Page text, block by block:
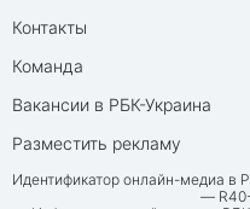
Контакты
Команда
Вакансии в РБК-Украина
Разместить рекламу
Идентификатор онлайн-медиа в
—